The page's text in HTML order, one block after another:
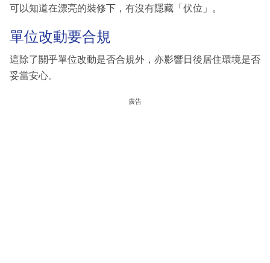
可以知道在漂亮的裝修下，有沒有隱藏「伏位」。
單位改動要合規
這除了關乎單位改動是否合規外，亦影響日後居住環境是否
妥當安心。
廣告